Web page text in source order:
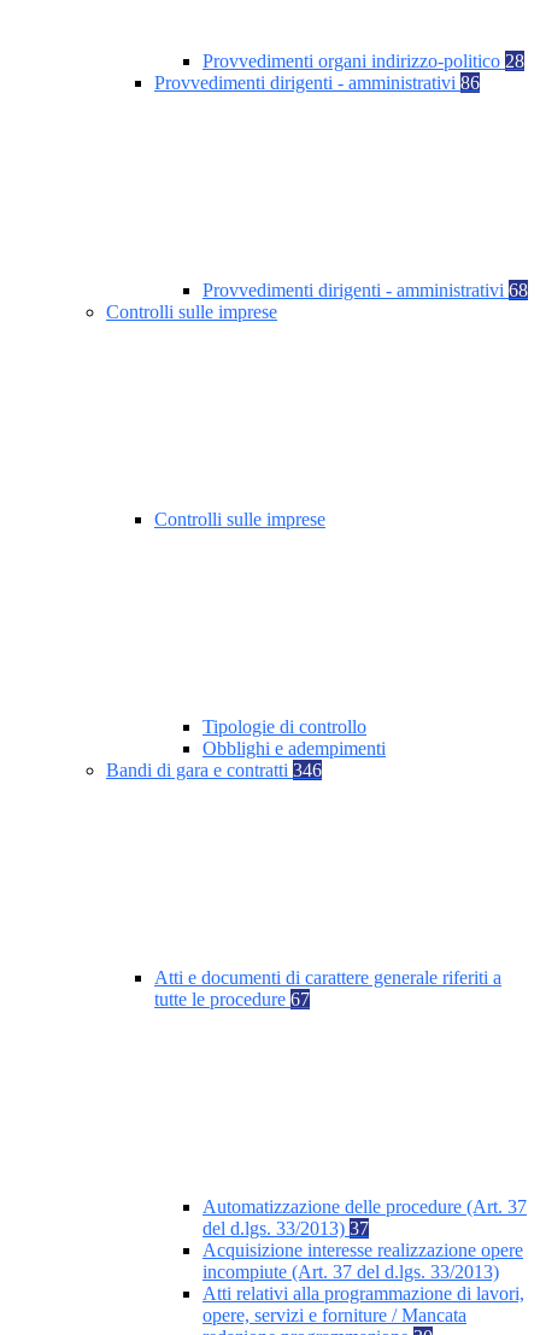
Provvedimenti organi indirizzo-politico 28
Provvedimenti dirigenti - amministrativi 86
Provvedimenti dirigenti - amministrativi 68
Controlli sulle imprese
Controlli sulle imprese
Tipologie di controllo
Obblighi e adempimenti
Bandi di gara e contratti 346
Atti e documenti di carattere generale riferiti a
tutte le procedure 67
Automatizzazione delle procedure (Art. 37
del d.lgs. 33/2013) 37
Acquisizione interesse realizzazione opere
incompiute (Art. 37 del d.lgs. 33/2013)
Atti relativi alla programmazione di lavori,
opere, servizi e forniture / Mancata